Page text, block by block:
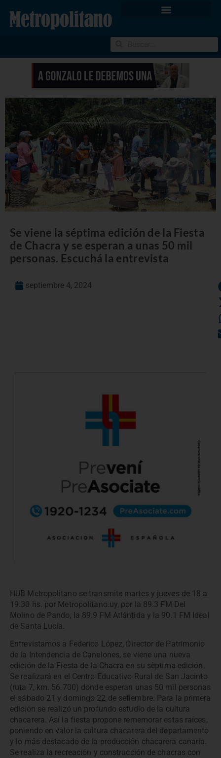
Se viene la séptima edición de la Fiesta
de Chacra y se esperan a unas 50 mil
personas. Escuchá la entrevista
septiembre 4, 2024
HUB Metropolitano se transmite martes y jueves de 18 a
19.30 hs. por Metropolitano.uy, por la 89.3 FM Del
Molino de Pando, la 89.9 FM Atlántida y la 90.1 FM Ideal
de Santa Lucía.
Entrevistamos a Federico López, Director de Patrimonio
de la Intendencia de Canelones, se viene una nueva
edición de la Fiesta de la Chacra en su sèptima edición.
Se realizará en el Centro Educativo Rural de San Jacinto
(ruta 7, km. 56.700) donde esperan unas 50 mil personas
el sábado 21 y domingo 22 de setiembre. Para la primera
edición se realizó un profundo estudio de la cultura
chacarera. Así la fiesta propone rememorar estas raíces,
poniendo en valor la cultura chacarera del departamento
y lo más destacado de la producción chacarera canaria.
Se realiza la recreación y construcción de chacras con